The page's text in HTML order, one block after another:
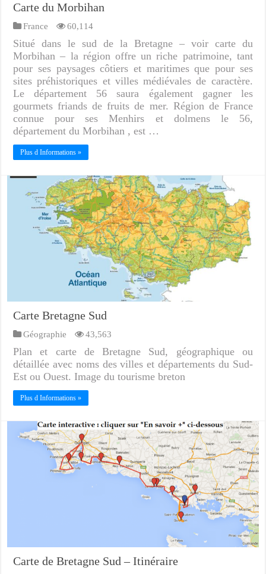
Carte du Morbihan
France 60,114
Situé dans le sud de la Bretagne – voir carte du
Morbihan – la région offre un riche patrimoine, tant
pour ses paysages côtiers et maritimes que pour ses
sites préhistoriques et villes médiévales de caractère.
Le département 56 saura également gagner les
gourmets friands de fruits de mer. Région de France
connue pour ses Menhirs et dolmens le 56,
département du Morbihan , est …
Plus d Informations »
Carte Bretagne Sud
Géographie 43,563
Plan et carte de Bretagne Sud, géographique ou
détaillée avec noms des villes et départements du Sud-
Est ou Ouest. Image du tourisme breton
Plus d Informations »
Carte de Bretagne Sud – Itinéraire